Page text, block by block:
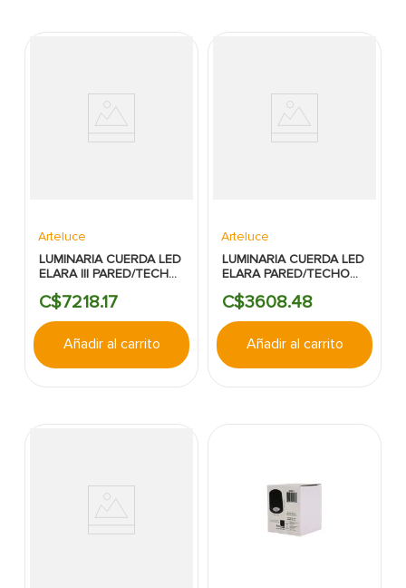
Arteluce
LUMINARIA CUERDA LED
ELARA III PARED/TECHO
2400LM ARTELUCE
C$7218.17
Añadir al carrito
Arteluce
LUMINARIA CUERDA LED
ELARA PARED/TECHO
1000LM ARTELUCE
C$3608.48
Añadir al carrito